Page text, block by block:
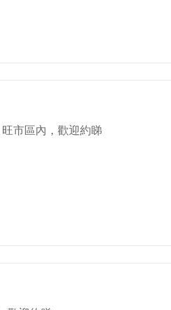
市區內，歡迎約睇